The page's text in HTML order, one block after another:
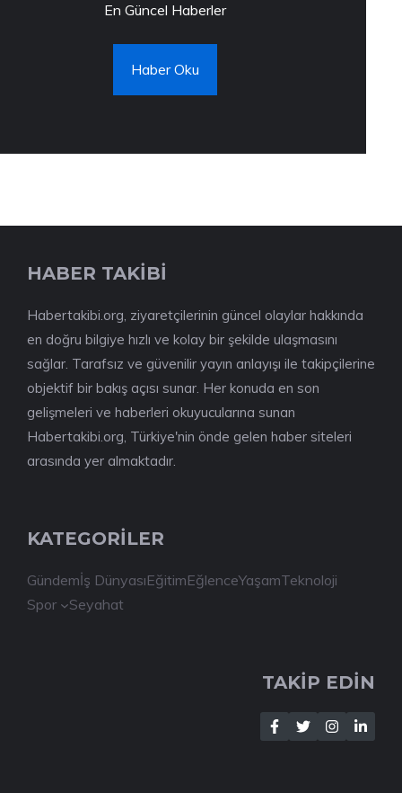
En Güncel Haberler
Haber Oku
HABER TAKİBİ
Habertakibi.org, ziyaretçilerinin güncel olaylar hakkında
en doğru bilgiye hızlı ve kolay bir şekilde ulaşmasını
sağlar. Tarafsız ve güvenilir yayın anlayışı ile takipçilerine
objektif bir bakış açısı sunar. Her konuda en son
gelişmeleri ve haberleri okuyucularına sunan
Habertakibi.org, Türkiye'nin önde gelen haber siteleri
arasında yer almaktadır.
KATEGORİLER
Gündemİş DünyasıEğitimEğlenceYaşamTeknoloji
Spor
Seyahat
TAKİP EDİN